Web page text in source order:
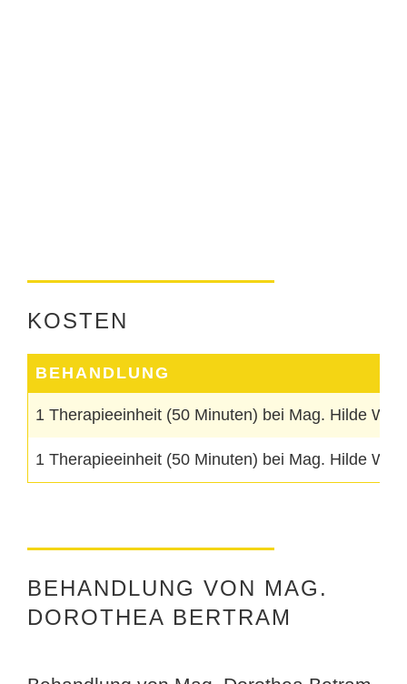
KOSTEN
BEHANDLUNG
1 Therapieeinheit (50 Minuten) bei Mag. Hilde
1 Therapieeinheit (50 Minuten) bei Mag. Hilde
BEHANDLUNG VON MAG.
DOROTHEA BERTRAM